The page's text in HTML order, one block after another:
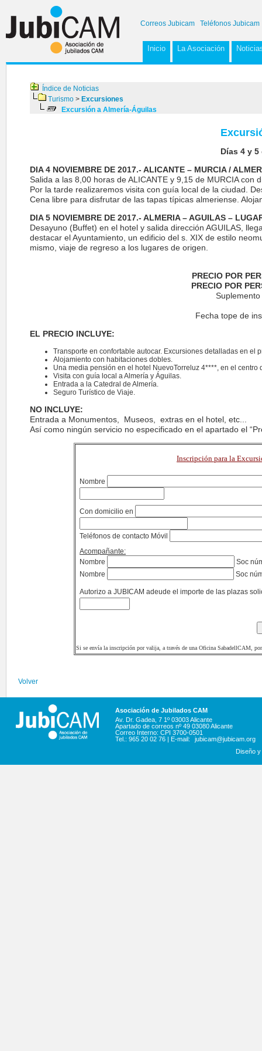
Correos Jubicam Teléfonos Jubicam
Inicio La Asociación
Índice de Noticias
Turismo> Excursiones
Excursión a Almería-Águilas
Días 4 y
DIA 4 NOVIEMBRE DE 2017.- ALICANTE – MURCIA /
Salida a las 8,00 horas de ALICANTE y 9,15 de MURCIA
Por la tarde realizaremos visita con guía local de la ciudad.
Cena libre para disfrutar de las tapas típicas almeriense.
DIA 5 NOVIEMBRE DE 2017.- ALMERIA – AGUILAS –
Desayuno (Buffet) en el hotel y salida dirección AGUILAS,
destacar el Ayuntamiento, un edificio del s. XIX de estilo
mismo, viaje de regreso a los lugares de origen.
PRECIO POR
PRECIO POR
Fecha tope de
EL PRECIO INCLUYE:
Transporte en confortable autocar. Excursiones detalladas en el
Alojamiento con habitaciones dobles.
Una media pensión en el hotel NuevoTorreluz 4****, en el
Visita con guía local a Almería y Águilas.
Entrada a la Catedral de Almería.
Seguro Turístico de Viaje.
NO INCLUYE:
Entrada a Monumentos, Museos, extras en el hotel, etc...
Así como ningún servicio no especificado en el apartado el
Inscripción para la
Nombre
Con domicilio en
Teléfonos de contacto Móvil
Acompañante:
Nombre
Soc
Nombre
Soc
Autorizo a JUBICAM adeude el importe de las plazas
Si se envía la inscripción por valija, a través de una Oficina SabadellCAM,
Volver
Asociación de Jubilados CAM
Av. Dr. Gadea, 7 1º 03003 Alicante
Apartado de correos nº 49 03080 Alicante
Correo Interno: CPI 3700-0501
Tel.: 965 20 02 76 | E-mail:
jubicam@jubicam.org
Diseño